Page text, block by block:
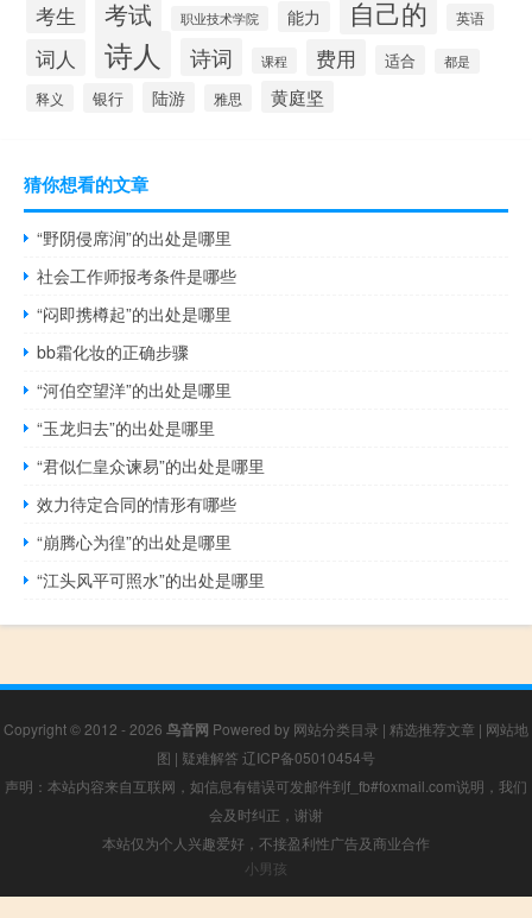
考生 考试 职业技术学院 能力 自己的 英语
词人 诗人 诗词 课程 费用 适合 都是
释义 银行 陆游 雅思 黄庭坚
猜你想看的文章
“野阴侵席润”的出处是哪里
社会工作师报考条件是哪些
“闷即携樽起”的出处是哪里
bb霜化妆的正确步骤
“河伯空望洋”的出处是哪里
“玉龙归去”的出处是哪里
“君似仁皇众谏易”的出处是哪里
效力待定合同的情形有哪些
“崩腾心为徨”的出处是哪里
“江头风平可照水”的出处是哪里
Copyright © 2012 - 2026 鸟音网 Powered by 网站分类目录 | 精选推荐文章 | 网站地
图 | 疑难解答 辽ICP备05010454号
声明：本站内容来自互联网，如信息有错误可发邮件到f_fb#foxmail.com说明，我们
会及时纠正，谢谢
本站仅为个人兴趣爱好，不接盈利性广告及商业合作
小男孩